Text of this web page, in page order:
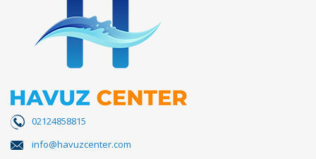
02124858815
info@havuzcenter.com